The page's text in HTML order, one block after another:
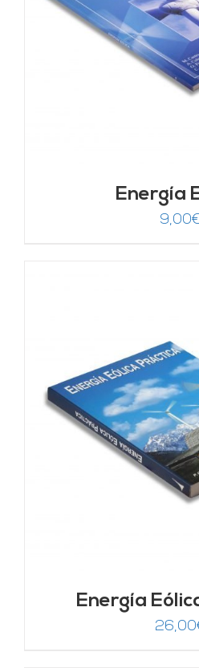
Energía
9,00€
Energía
26,00